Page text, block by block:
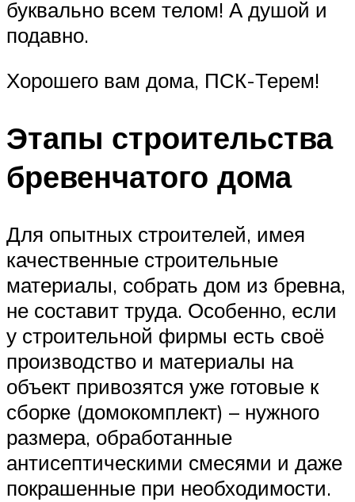
буквально всем телом! А душой и
подавно.
Хорошего вам дома, ПСК-Терем!
Этапы строительства
бревенчатого дома
Для опытных строителей, имея
качественные строительные
материалы, собрать дом из бревна,
не составит труда. Особенно, если
у строительной фирмы есть своё
производство и материалы на
объект привозятся уже готовые к
сборке (домокомплект) – нужного
размера, обработанные
антисептическими смесями и даже
покрашенные при необходимости.